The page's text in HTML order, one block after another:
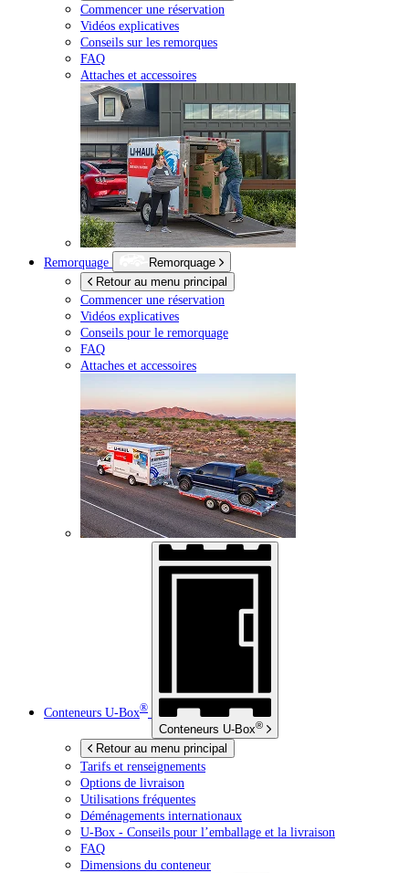
Commencer une réservation
Vidéos explicatives
Conseils sur les remorques
FAQ
Attaches et accessoires
Remorquage
Remorquage
Retour au menu principal
Commencer une réservation
Vidéos explicatives
Conseils pour le remorquage
FAQ
Attaches et accessoires
Conteneurs U-Box®
Conteneurs U-Box®
Retour au menu principal
Tarifs et renseignements
Options de livraison
Utilisations fréquentes
Déménagements internationaux
U-Box - Conseils pour l’emballage et la livraison
FAQ
Dimensions du conteneur